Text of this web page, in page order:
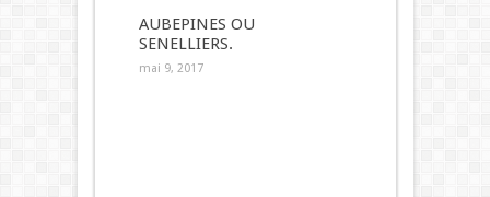
AUBEPINES OU
SENELLIERS.
mai 9, 2017